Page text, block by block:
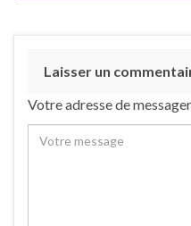
Laisser un
Votre adresse de